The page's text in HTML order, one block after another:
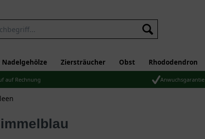
Nadelgehölze Ziersträucher Obst Rhododendron
auf Rechnung Anwuchsgarantie